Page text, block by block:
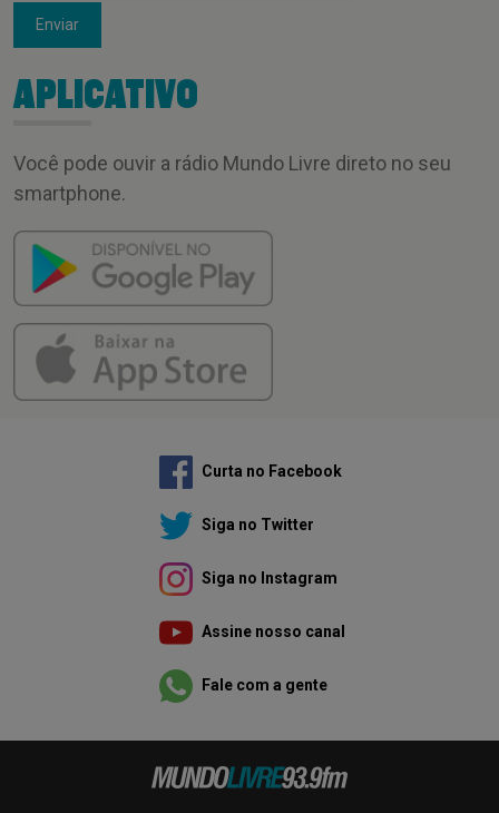
Enviar
APLICATIVO
Você pode ouvir a rádio Mundo Livre direto no seu
smartphone.
Curta no Facebook
Siga no Twitter
Siga no Instagram
Assine nosso canal
Fale com a gente